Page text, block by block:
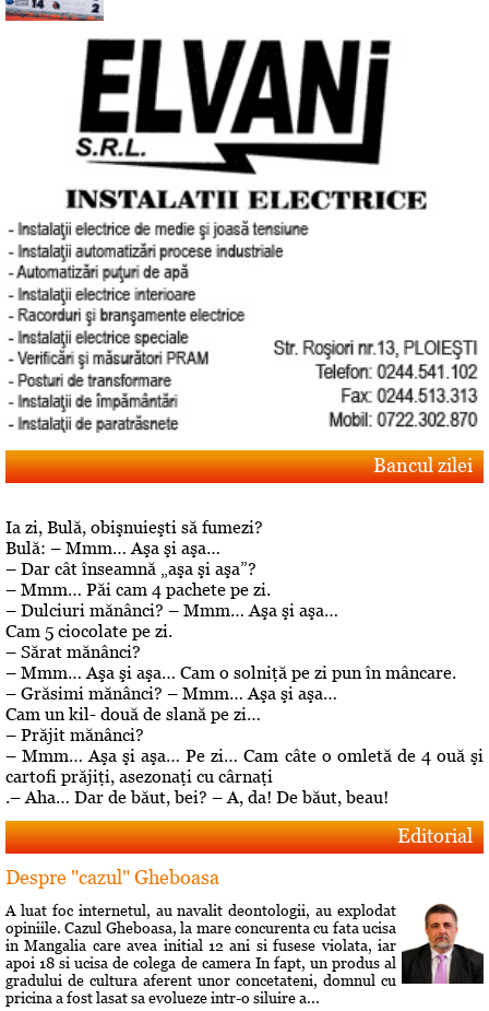
Bancul zilei
Ia zi, Bulă, obişnuieşti să fumezi?
Bulă: – Mmm… Aşa şi aşa…
– Dar cât înseamnă „aşa şi aşa”?
– Mmm… Păi cam 4 pachete pe zi.
– Dulciuri mănânci? – Mmm… Aşa şi aşa…
Cam 5 ciocolate pe zi.
– Sărat mănânci?
– Mmm… Aşa şi aşa… Cam o solniţă pe zi pun în mâncare.
– Grăsimi mănânci? – Mmm… Aşa şi aşa…
Cam un kil- două de slană pe zi…
– Prăjit mănânci?
– Mmm… Aşa şi aşa… Pe zi… Cam câte o omletă de 4 ouă şi
cartofi prăjiţi, asezonaţi cu cârnaţi
.– Aha… Dar de băut, bei? – A, da! De băut, beau!
Editorial
Despre "cazul" Gheboasa
A luat foc internetul, au navalit deontologii, au explodat
opiniile. Cazul Gheboasa, la mare concurenta cu fata ucisa
in Mangalia care avea initial 12 ani si fusese violata, iar
apoi 18 si ucisa de colega de camera In fapt, un produs al
gradului de cultura aferent unor concetateni, domnul cu
pricina a fost lasat sa evolueze intr-o siluire a...